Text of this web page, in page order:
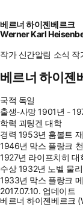
으
로
동
베르너 하이젠베르크
Werner Karl
작가 신간알림 소식 작
베르너 하이젠
국적 독일
출생-사망1901년 -
학력 괴팅겐 대학
경력 1953년 훔볼트
1946년 막스 플랑크
1927년 라이프치히 대
수상 1932년 노벨 물
1933년 막스 플랑크
2017.07.10. 업데이트
베르너 하이젠베르크